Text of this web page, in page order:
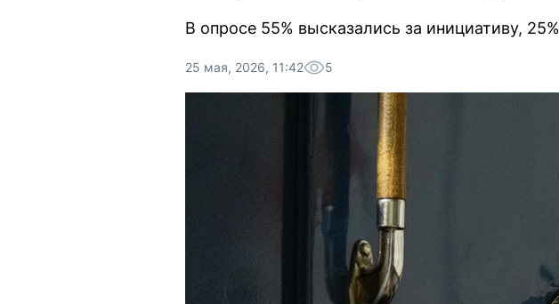
В опросе 55% высказались за инициативу,
25 мая, 2026, 11:42 5